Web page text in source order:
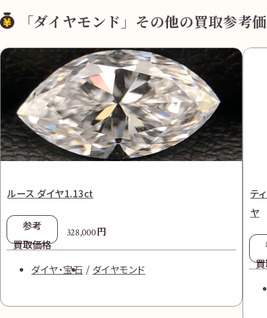
「ダイヤモンド」その他の買取参考
ルース ダイヤ1.13ct
参考
買取価格
328,000円
ダイヤ・宝石 ダイヤモンド
テ
ヤ